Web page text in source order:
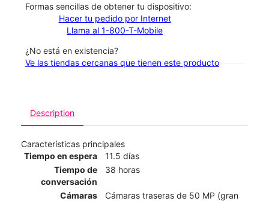
​​​​​​​Formas sencillas de obtener tu dispositivo:
Hacer tu pedido por Internet
Llama al 1-800-T-Mobile
¿No está en existencia?
Ve las tiendas cercanas que tienen este producto
Description
Características principales
Tiempo en espera
11.5 días
Tiempo de
conversación
38 horas
Cámaras
Cámaras traseras de 50 MP (gran